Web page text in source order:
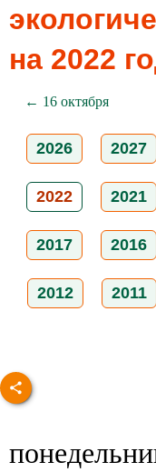
на 2022
← 16 октября
2026 2027
2022 2021
2017 2016
2012 2011